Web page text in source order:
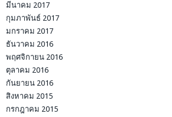
มีนาคม 2017
กุมภาพันธ์ 2017
มกราคม 2017
ธันวาคม 2016
พฤศจิกายน 2016
ตุลาคม 2016
กันยายน 2016
สิงหาคม 2015
กรกฎาคม 2015